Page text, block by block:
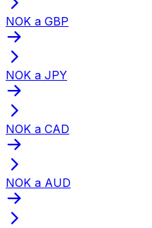
NOK a GBP
NOK a JPY
NOK a CAD
NOK a AUD